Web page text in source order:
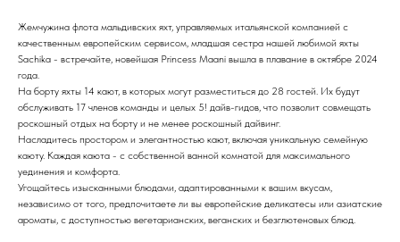
Жемчужина флота мальдивских яхт, управляемых итальянской компанией с
качественным европейским сервисом, младшая сестра нашей любимой яхты
Sachika - встречайте, новейшая Princess Maani вышла в плавание в октябре 2024
года.
На борту яхты 14 кают, в которых могут разместиться до 28 гостей. Их будут
обслуживать 17 членов команды и целых 5! дайв-гидов, что позволит совмещать
роскошный отдых на борту и не менее роскошный дайвинг.
Насладитесь простором и элегантностью кают, включая уникальную семейную
каюту. Каждая каюта - с собственной ванной комнатой для максимального
уединения и комфорта.
Угощайтесь изысканными блюдами, адаптированными к вашим вкусам,
независимо от того, предпочитаете ли вы европейские деликатесы или азиатские
ароматы, с доступностью вегетарианских, веганских и безглютеновых блюд.